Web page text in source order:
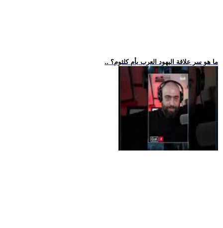
.. ما هو سر علاقة اليهود العرب بأم كلثوم؟